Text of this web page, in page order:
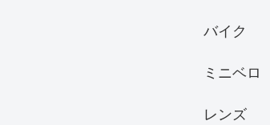
バイク
ミニベロ
レンズ